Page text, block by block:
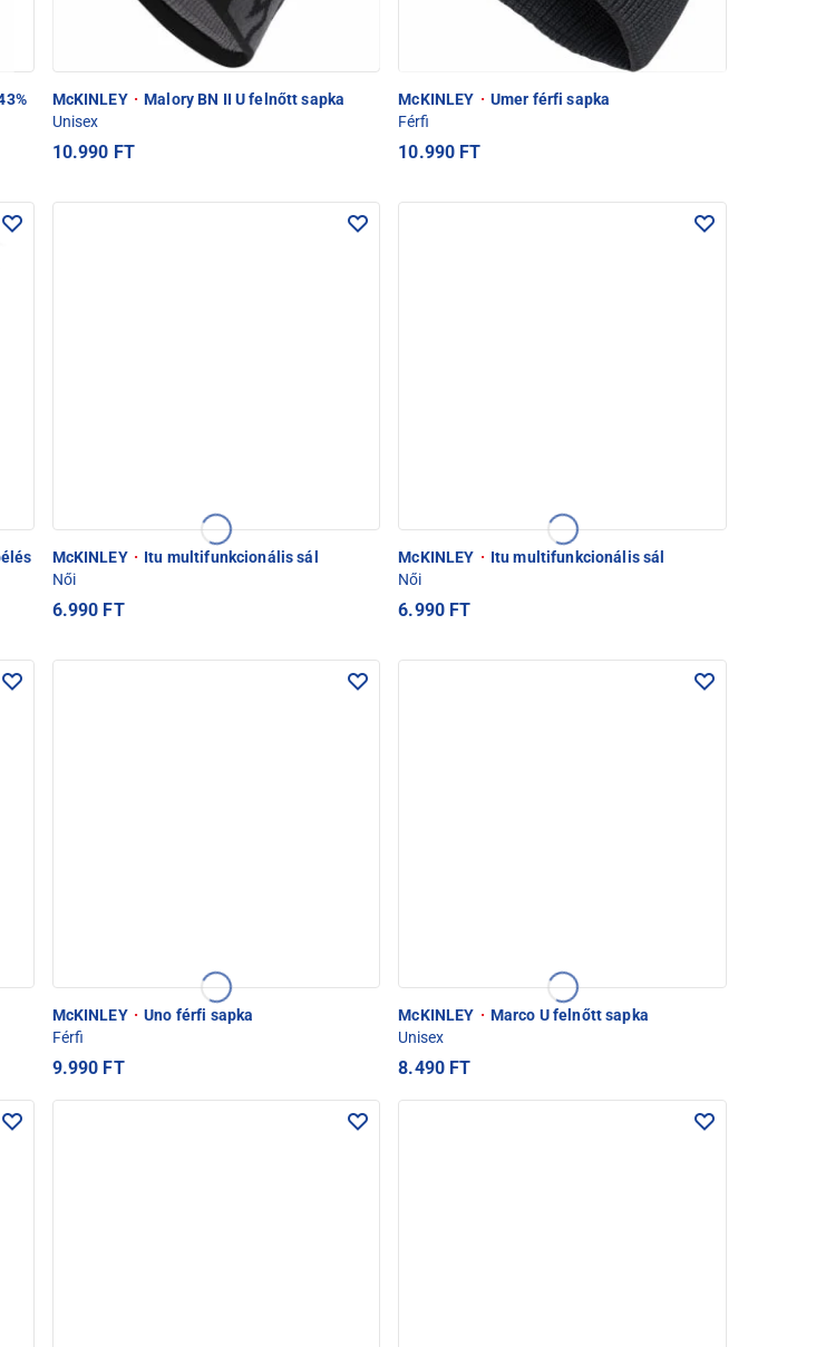
McKINLEY · Malory BN II U felnőtt sapka
Unisex
10.990 FT
McKINLEY · Umer férfi sapka
Férfi
10.990 FT
McKINLEY · Itu multifunkcionális sál
Női
6.990 FT
McKINLEY · Itu multifunkcionális sál
Női
6.990 FT
McKINLEY · Uno férfi sapka
Férfi
9.990 FT
McKINLEY · Marco U felnőtt sapka
Unisex
8.490 FT